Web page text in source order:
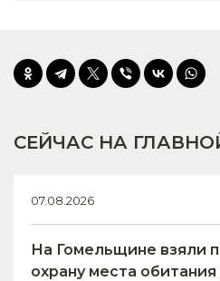
СЕЙЧАС НА
07.08.2026
На Гомельщине взяли
охрану места